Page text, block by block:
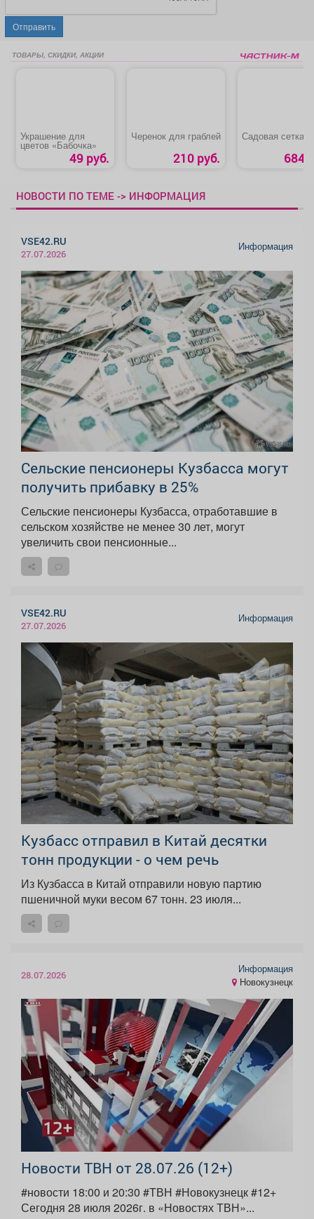
Отправить
ТОВАРЫ, СКИДКИ, АКЦИИ
Украшение для
цветов «Бабочка»
49 руб.
Черенок для граблей
210 руб.
Садовая сетка
684
НОВОСТИ ПО ТЕМЕ -> ИНФОРМАЦИЯ
VSE42.RU
27.07.2026
Информация
Сельские пенсионеры Кузбасса могут
получить прибавку в 25%
Сельские пенсионеры Кузбасса, отработавшие в
сельском хозяйстве не менее 30 лет, могут
увеличить свои пенсионные...
VSE42.RU
27.07.2026
Информация
Кузбасс отправил в Китай десятки
тонн продукции - о чем речь
Из Кузбасса в Китай отправили новую партию
пшеничной муки весом 67 тонн. 23 июля...
28.07.2026
Информация
Новокузнецк
Новости ТВН от 28.07.26 (12+)
#новости 18:00 и 20:30 #ТВН #Новокузнецк #12+
Сегодня 28 июля 2026г. в «Новостях ТВН»...